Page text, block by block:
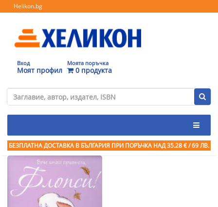
Helikon.bg
Вход
Моят профил
Моята поръчка
0 продукта
БЕЗПЛАТНА ДОСТАВКА В БЪЛГАРИЯ ПРИ ПОРЪЧКА НАД 35.28 € / 69 ЛВ.